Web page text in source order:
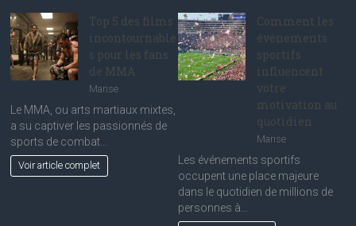
Top 5 des films
incontournable
s pour les fans
de MMA
Marise
Le MMA, ou arts martiaux mixtes,
a su captiver les passionnés de
sports de combat…
Voir article complet
Comment les
événements
sportifs
influencent
votre
motivation au
quotidien
Marise
Les événements sportifs
occupent une place majeure
dans le quotidien de millions de
personnes à…